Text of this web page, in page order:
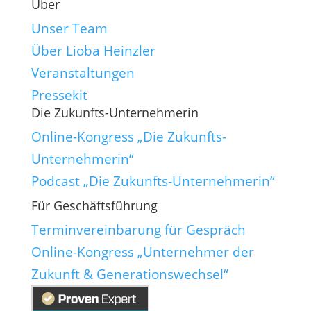
Über
Unser Team
Über Lioba Heinzler
Veranstaltungen
Pressekit
Die Zukunfts-Unternehmerin
Online-Kongress „Die Zukunfts-
Unternehmerin“
Podcast „Die Zukunfts-Unternehmerin“
Für Geschäftsführung
Terminvereinbarung für Gespräch
Online-Kongress „Unternehmer der
Zukunft & Generationswechsel“